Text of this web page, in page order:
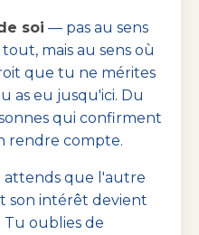
soi — pas au sens
mais au sens où
que tu ne mérites
as eu jusqu'ici. Du
qui confirment
rendre compte.
que l'autre
son intérêt devient
oublies de